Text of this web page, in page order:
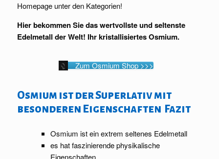
Homepage unter den Kategorien!
Hier bekommen Sie das wertvollste und seltenste
Edelmetall der Welt! Ihr kristallisiertes Osmium.
Zum Osmium Shop >>>
Osmium ist der Superlativ mit
besonderen Eigenschaften Fazit
Osmium ist ein extrem seltenes Edelmetall
es hat faszinierende physikalische
Eigenschaften